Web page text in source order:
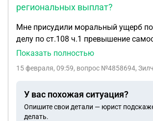
региональных выплат?
Мне присудили моральный ущерб
делу по ст.108 ч.1 превышение
Могут ли приставы удерживать с
прожиточного минимума для
Показать полностью
15 февраля, 09:59, вопрос №4858694,
У вас похожая ситуация?
Опишите свои детали — юрист
делать.